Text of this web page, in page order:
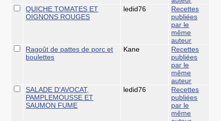
QUICHE TOMATES ET
OIGNONS ROUGES
ledid76
Recettes
publiées
par le
même
auteur
Ragoût de pattes de porc et
boulettes
Kane
Recettes
publiées
par le
même
auteur
SALADE D'AVOCAT,
PAMPLEMOUSSE ET
SAUMON FUME
ledid76
Recettes
publiées
par le
même